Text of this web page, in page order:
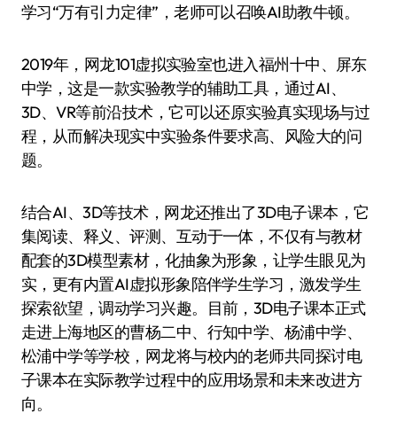
学习“万有引力定律”，老师可以召唤AI助教牛顿。
2019年，网龙101虚拟实验室也进入福州十中、屏东
中学，这是一款实验教学的辅助工具，通过AI、
3D、VR等前沿技术，它可以还原实验真实现场与过
程，从而解决现实中实验条件要求高、风险大的问
题。
结合AI、3D等技术，网龙还推出了3D电子课本，它
集阅读、释义、评测、互动于一体，不仅有与教材
配套的3D模型素材，化抽象为形象，让学生眼见为
实，更有内置AI虚拟形象陪伴学生学习，激发学生
探索欲望，调动学习兴趣。目前，3D电子课本正式
走进上海地区的曹杨二中、行知中学、杨浦中学、
松浦中学等学校，网龙将与校内的老师共同探讨电
子课本在实际教学过程中的应用场景和未来改进方
向。